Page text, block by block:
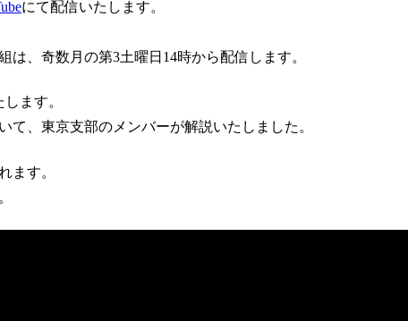
にて配信いたします。
は、奇数月の第3土曜日14時から配信します。
ます。
、東京支部のメンバーが解説いたしました。
ます。